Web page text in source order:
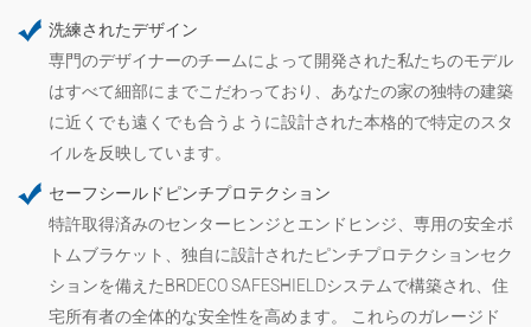
洗練されたデザイン
専門のデザイナーのチームによって開発された私たちのモデル
はすべて細部にまでこだわっており、あなたの家の独特の建築
に近くでも遠くでも合うように設計された本格的で特定のスタ
イルを反映しています。
セーフシールドピンチプロテクション
特許取得済みのセンターヒンジとエンドヒンジ、専用の安全ボ
トムブラケット、独自に設計されたピンチプロテクションセク
ションを備えたBRDECO SAFESHIELDシステムで構築され、住
宅所有者の全体的な安全性を高めます。 これらのガレージド